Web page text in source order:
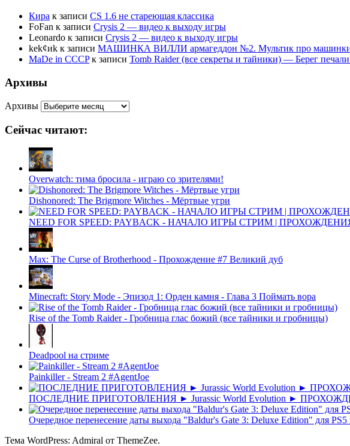
Кира к записи CS 1.6 не стареющая классика
FoFan к записи Crysis 2 — видео к выходу игры
Leonardo к записи Crysis 2 — видео к выходу игры
kek¢иk к записи МАШИНКА ВИЛЛИ армагеддон №2. Мультик про
MaDe in CCCPк записи Tomb Raider (все секреты и тайники) — Берег
Архивы
Архивы
Сейчас читают:
Overwatch: тима бросила - играю со зрителями!
Dishonored: The Brigmore Witches - Мёртвые угри
NEED FOR SPEED: PAYBACK - НАЧАЛО ИГРЫ СТРИМ |
Max: The Curse of Brotherhood - Прохождение #7 Великий дуб
Minecraft: Story Mode - Эпизод 1: Орден камня - Глава 3 Поймать вора
Rise of the Tomb Raider - Гробница глас божий (все тайники и гробницы)
Deadpool на стриме
Painkiller - Stream 2 #AgentJoe
ПОСЛЕДНИЕ ПРИГОТОВЛЕНИЯ ► Jurassic World Evolution ►
Очередное перенесение даты выхода "Baldur's Gate 3: Deluxe Edition" для
Тема WordPress: Admiral от ThemeZee.